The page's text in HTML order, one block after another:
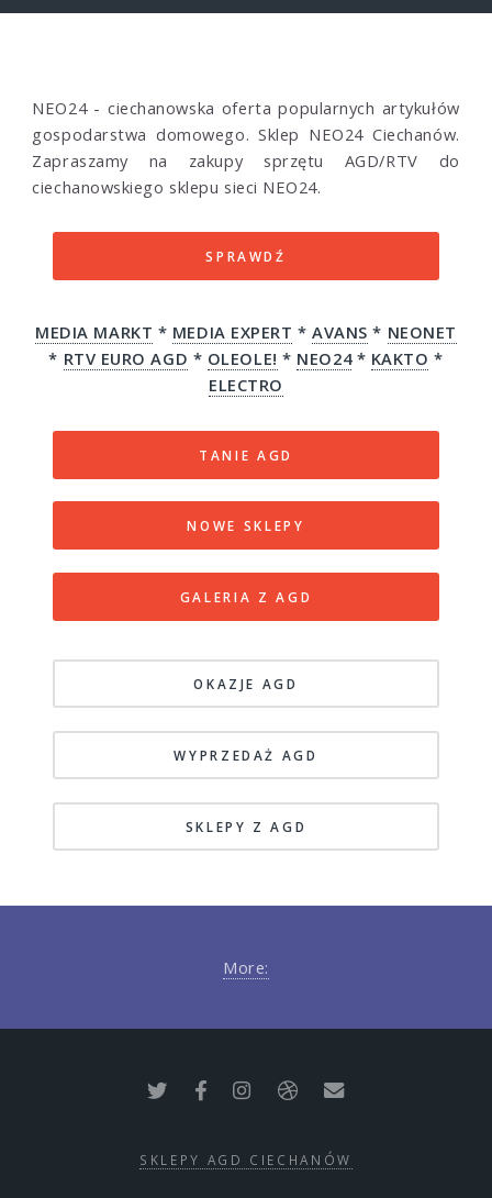
NEO24 - ciechanowska oferta popularnych artykułów
gospodarstwa domowego. Sklep NEO24 Ciechanów.
Zapraszamy na zakupy sprzętu AGD/RTV do
ciechanowskiego sklepu sieci NEO24.
SPRAWDŹ
MEDIA MARKT * MEDIA EXPERT *AVANS * NEONET
* RTV EURO AGD * OLEOLE! * NEO24* KAKTO *
ELECTRO
TANIE AGD
NOWE SKLEPY
GALERIA Z AGD
OKAZJE AGD
WYPRZEDAŻ AGD
SKLEPY Z AGD
More:
SKLEPY AGD CIECHANÓW